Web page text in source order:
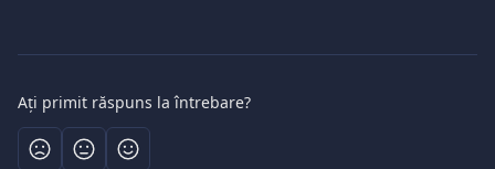
Ați primit răspuns la întrebare?